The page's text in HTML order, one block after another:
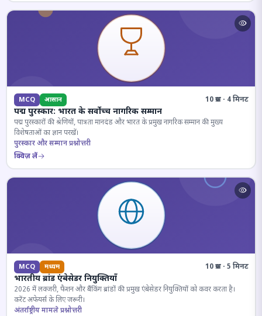
MCQ आसान 10 प्रश्न · 4 मिनट
पद्म पुरस्कार: भारत के सर्वोच्च नागरिक सम्मान
पद्म पुरस्कारों की श्रेणियों, पात्रता मानदंड और भारत के प्रमुख नागरिक सम्मान की मुख्य
विशेषताओं का ज्ञान परखें।
पुरस्कार और सम्मान प्रश्नोत्तरी
क्विज़ लें
MCQ मध्यम 10 प्रश्न · 5 मिनट
भारतीय ब्रांड एंबेसेडर नियुक्तियाँ
2026 में लक्जरी, फैशन और बैंकिंग ब्रांडों की प्रमुख एंबेसेडर नियुक्तियों को कवर करता है।
करेंट अफेयर्स के लिए जरूरी।
अंतर्राष्ट्रीय मामले प्रश्नोत्तरी